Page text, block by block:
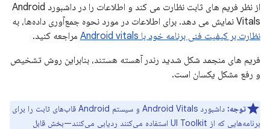
از نظر فریم های ثابت نظارت می کند و اطلاعات را در داشبورد Android
Vitals نمایش می دهد. برای اطلاعات در مورد نحوه جمع‌آوری داده‌ها، به
نظارت بر کیفیت فنی برنامه خود با Android vitals
مراجعه کنید.
فریم های منجمد شکل شدید رندر آهسته هستند، بنابراین روش تشخیص
و رفع مشکل یکسان است.
توجه:
داشبورد Android Vitals و سیستم Android قاب‌های ثابت را برای
برنامه‌هایی که از UI Toolkit استفاده می‌کنند ردیابی می‌کنند—بخش قابل